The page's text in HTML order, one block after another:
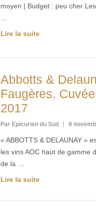
moyen | Budget : peu cher
Lire la suite
Abbotts &
Faugères.
2017
Par Epicurien du Sud 9
« ABBOTTS & DELAUNAY »
les vins AOC haut de gamme
de la …
Lire la suite